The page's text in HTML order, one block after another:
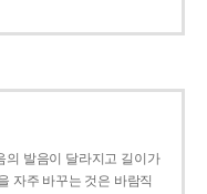
의 발음이 달라지고 길이가
자주 바꾸는 것은 바람직